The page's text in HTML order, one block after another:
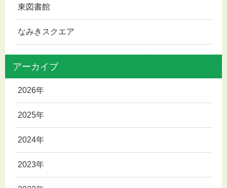
東図書館
なみきスクエア
アーカイブ
2026年
2025年
2024年
2023年